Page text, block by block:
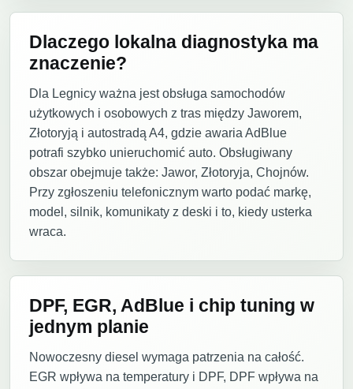
Dlaczego lokalna diagnostyka ma
znaczenie?
Dla Legnicy ważna jest obsługa samochodów
użytkowych i osobowych z tras między Jaworem,
Złotoryją i autostradą A4, gdzie awaria AdBlue
potrafi szybko unieruchomić auto. Obsługiwany
obszar obejmuje także: Jawor, Złotoryja, Chojnów.
Przy zgłoszeniu telefonicznym warto podać markę,
model, silnik, komunikaty z deski i to, kiedy usterka
wraca.
DPF, EGR, AdBlue i chip tuning w
jednym planie
Nowoczesny diesel wymaga patrzenia na całość.
EGR wpływa na temperatury i DPF, DPF wpływa na